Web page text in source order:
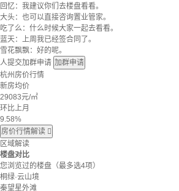
回忆：我建议你们去楼盘看看。
大头：也可以直接咨询置业管家。
吃了么：什么时候大家一起去看看。
蓝天：上周我已经签合同了。
雪花飘飘：好的呢。
人提交加群申请 加群申请
杭州房价行情
新房均价
29083元/㎡
环比上月
9.58%
房价行情解读 
区域解读
楼盘对比
您浏览过的楼盘 （最多选4项）
桐绿·云山境
秦望星外滩